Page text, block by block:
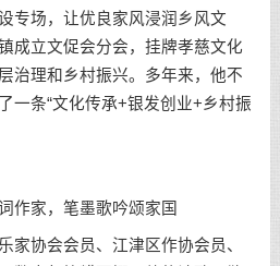
专场，让优良家风浸润乡风文
成立文促会分会，挂牌孝慈文化
治理和乡村振兴。多年来，他不
一条“文化传承+银发创业+乡村振
家，笔墨歌吟颂家国
协会会员、江津区作协会员、